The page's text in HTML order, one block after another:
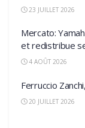
23 JUILLET 2026
Mercato:
et redistribue
4 AOÛT 2026
Ferruccio
20 JUILLET 2026